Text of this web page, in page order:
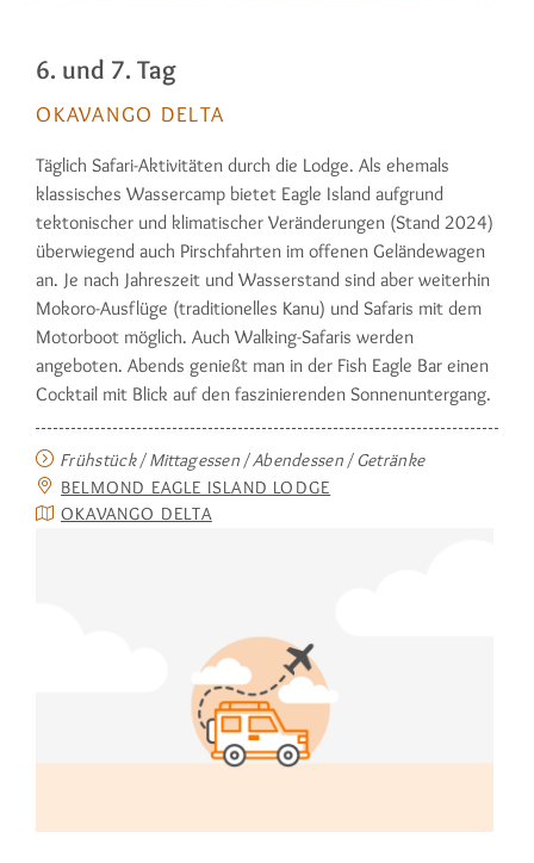
6. und 7. Tag
OKAVANGO DELTA
Täglich Safari-Aktivitäten durch die Lodge. Als ehemals
klassisches Wassercamp bietet Eagle Island aufgrund
tektonischer und klimatischer Veränderungen (Stand 2024)
überwiegend auch Pirschfahrten im offenen Geländewagen
an. Je nach Jahreszeit und Wasserstand sind aber weiterhin
Mokoro-Ausflüge (traditionelles Kanu) und Safaris mit dem
Motorboot möglich. Auch Walking-Safaris werden
angeboten. Abends genießt man in der Fish Eagle Bar einen
Cocktail mit Blick auf den faszinierenden Sonnenuntergang.
Frühstück / Mittagessen / Abendessen / Getränke
BELMOND EAGLE ISLAND LODGE
OKAVANGO DELTA